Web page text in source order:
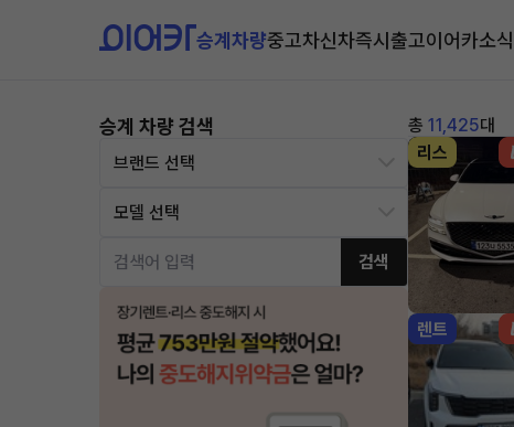
승계차량중고차신차즉시출고이어카소식
승계 차량 검색
검색
총 11,425대
리스
렌트